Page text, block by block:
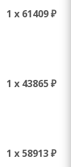
1 x 61409 ₽
1 x 43865 ₽
1 x 58913 ₽